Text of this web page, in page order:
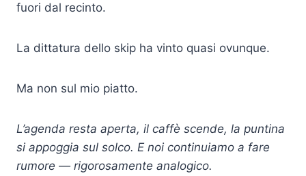
fuori dal recinto.
La dittatura dello skip ha vinto quasi ovunque.
Ma non sul mio piatto.
L’agenda resta aperta, il caffè scende, la puntina
si appoggia sul solco. E noi continuiamo a fare
rumore — rigorosamente analogico.